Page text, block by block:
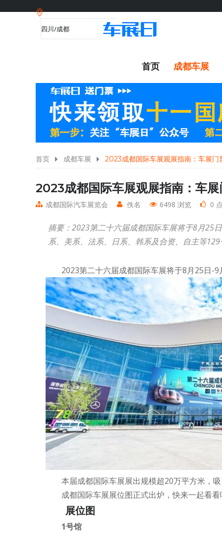
首页 成都车展
首页 成都车展 2023成都国际车展观展指南：车展门
2023成都国际车展观展指南：车
成都国际汽车展览会 佚名 6498 浏览 0
摘要：2023第二十六届成都国际车展将于8月25
系、美系、法系、日系、韩系及合资、自主等
2023第二十六届成都国际车展将于8月25日-
本届成都国际车展展出规模超20万平方米，
成都国际车展展位图正式出炉，快来一起看
展位图
1号馆